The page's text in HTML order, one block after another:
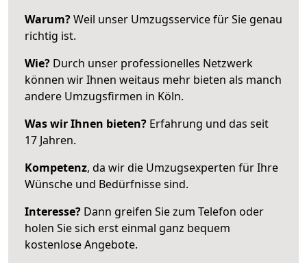
Warum?Weil unser Umzugsservice für Sie genau
richtig ist.
Wie? Durch unser professionelles Netzwerk
können wir Ihnen weitaus mehr bieten als manch
andere Umzugsfirmen in Köln.
Was wir Ihnen bieten? Erfahrung und das seit
17 Jahren.
Kompetenz, da wir die Umzugsexperten für Ihre
Wünsche und Bedürfnisse sind.
Interesse? Dann greifen Sie zum Telefon oder
holen Sie sich erst einmal ganz bequem
kostenlose Angebote.